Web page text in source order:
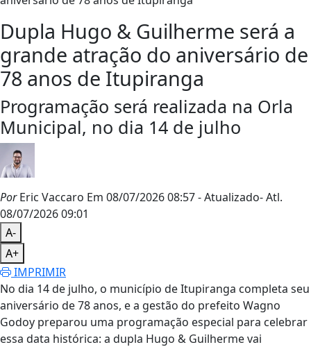
Dupla Hugo & Guilherme será a
grande atração do aniversário de
78 anos de Itupiranga
Programação será realizada na Orla
Municipal, no dia 14 de julho
PorEric Vaccaro Em 08/07/2026 08:57- Atualizado- Atl.
08/07/2026 09:01
A-
A+
IMPRIMIR
No dia 14 de julho, o município de Itupiranga completa seu
aniversário de 78 anos, e a gestão do prefeito Wagno
Godoy preparou uma programação especial para celebrar
essa data histórica: a dupla Hugo & Guilherme vai